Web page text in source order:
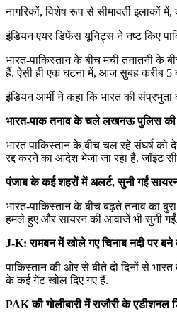
नागरिकों, विशेष रूप से सीमावर्ती इलाकों
इंडियन एयर डिफेंस यूनिट्स ने नष्ट किए
भारत-पाकिस्तान के बीच मची तनातनी के
हैं. ऐसी ही एक घटना में, आज सुबह करीब 5
इंडियन आर्मी ने कहा कि भारत की
भारत-पाक तनाव के चले लखनऊ पुलिस की
भारत पाकिस्तान के बीच चल रहे संघर्ष को
रद्द करने का आदेश भेजा जा रहा है. जॉइंट
पंजाब के कई शहरों में अलर्ट, सुनी गईं
भारत-पाकिस्तान के बीच बढ़ते तनाव का
हमले हुए और सायरन की आवाजें भी सुनी गईं.
J-K: रामबन में खोले गए चिनाब नदी पर
पाकिस्तान की ओर से बीते दो दिनों से
के कई गेट खोल दिए गए हैं.
PAK की गोलीबारी में राजौरी के